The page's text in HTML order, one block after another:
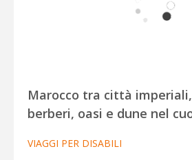
Marocco tra città
berberi, oasi e dune nel
VIAGGI PER DISABILI